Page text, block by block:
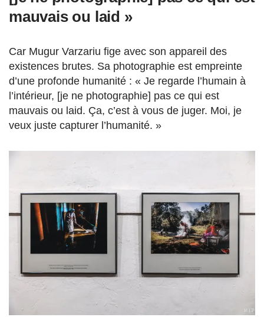
mauvais ou laid »
Car Mugur Varzariu fige avec son appareil des
existences brutes. Sa photographie est empreinte
d’une profonde humanité : « Je regarde l’humain à
l’intérieur, [je ne photographie] pas ce qui est
mauvais ou laid. Ça, c’est à vous de juger. Moi, je
veux juste capturer l’humanité. »